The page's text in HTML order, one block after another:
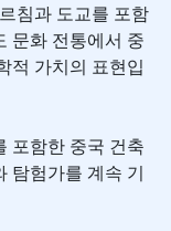
침과 도교를 포함
문화 전통에서 중
적 가치의 표현입
포함한 중국 건축
탐험가를 계속 기